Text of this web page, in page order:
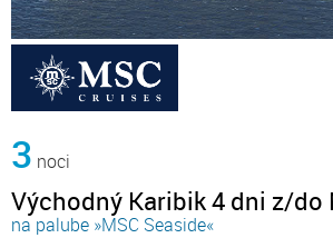
3 noci
Východný Karibik 4 dni z/do
na palube »MSC Seaside«